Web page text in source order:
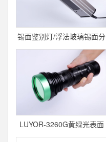
锡面鉴别灯/浮法玻璃锡面分
析仪/玻璃正反
LUYOR-3260G黄绿光表面
检查灯